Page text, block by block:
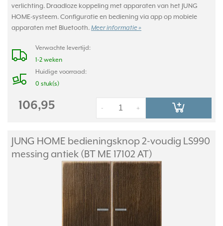
verlichting. Draadloze koppeling met apparaten van het JUNG
HOME-systeem. Configuratie en bediening via app op mobiele
apparaten met Bluetooth. Meer informatie »
Verwachte levertijd:
1-2 weken
Huidige voorraad:
0 stuk(s)
106,95 +
-
JUNG HOME bedieningsknop 2-voudig LS990
messing antiek (BT ME 17102 AT)